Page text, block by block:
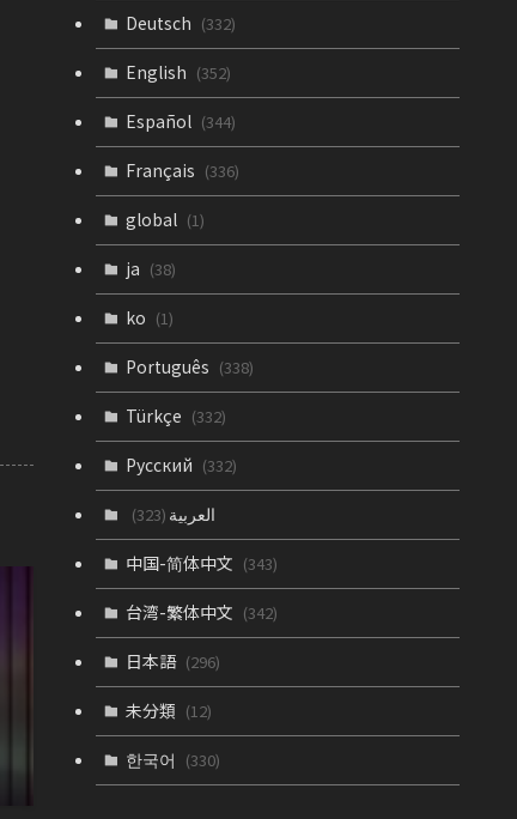
Deutsch (332)
English (352)
Español (344)
Français (336)
global (1)
ja (38)
ko (1)
Português (338)
Türkçe (332)
Русский (332)
العربية(323)
中国-简体中文 (343)
台湾-繁体中文 (342)
日本語 (296)
未分類 (12)
한국어 (330)